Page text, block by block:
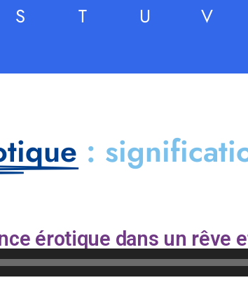
S T U V
:
érotique dans un rêve